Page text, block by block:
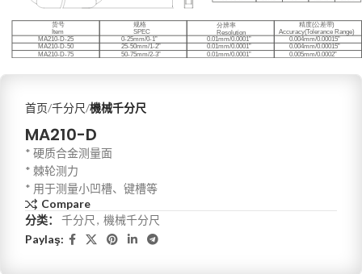
首页 千分尺 機械千分尺
MA210-D
* 硬质合金测量面
* 棘轮测力
* 用于测量小凹槽、键槽等
Compare
分类：
千分尺 , 機械千分尺
Paylaş: